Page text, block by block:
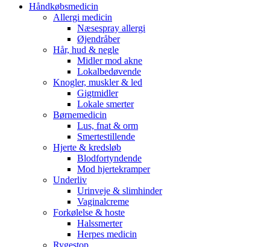
Håndkøbsmedicin
Allergi medicin
Næsespray allergi
Øjendråber
Hår, hud & negle
Midler mod akne
Lokalbedøvende
Knogler, muskler & led
Gigtmidler
Lokale smerter
Børnemedicin
Lus, fnat & orm
Smertestillende
Hjerte & kredsløb
Blodfortyndende
Mod hjertekramper
Underliv
Urinveje & slimhinder
Vaginalcreme
Forkølelse & hoste
Halssmerter
Herpes medicin
Rygestop